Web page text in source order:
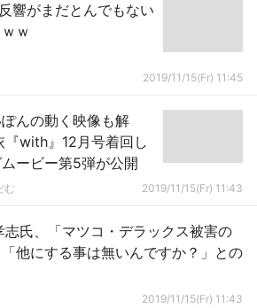
響がまだとんでもない
ｗ
2019/11/15(Fr) 11:45
んの動く映像も解
with』12月号着回し
ービー第5弾が公開
む 2019/11/15(Fr) 11:43
志氏、「マツコ・デラックス被害の
他にする事は無いんですか？」との
2019/11/15(Fr) 11:43